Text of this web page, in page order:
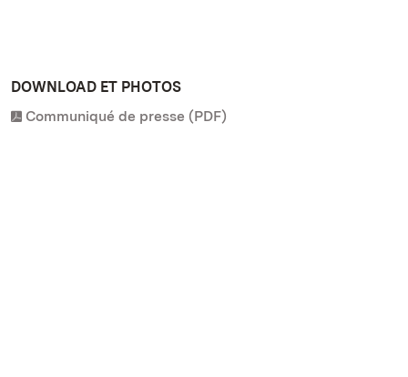
DOWNLOAD ET PHOTOS
Communiqué de presse (PDF)